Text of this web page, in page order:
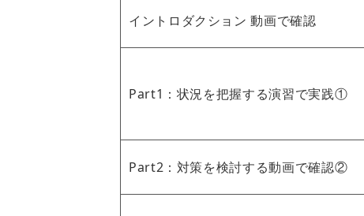
イントロダクション 動画で確認
Part1：状況を把握する演習で実践①
Part2：対策を検討する動画で確認②